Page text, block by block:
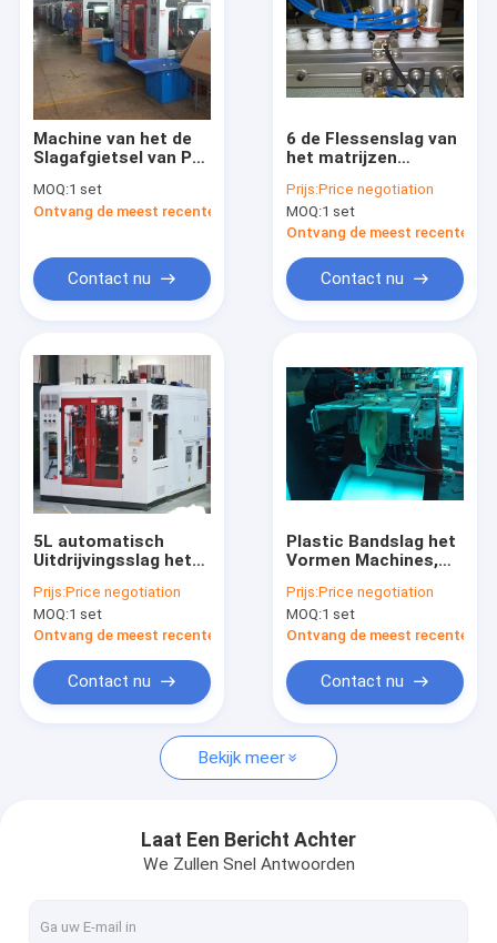
Producten
Ongeveer ons
Fabrieksreis
Nieuws
Verzoek om een Citaat
Extrusie blaasvormmachine
de automatische machine van het slagafgietsel
Uitdrijvings Vormende Machine
Machine van het de
Slagafgietsel van PC
volledig
Automatische, Slag
2 Laag het Materiële
Thriple
MOQ:1 set
Ontvang de meest recente Prijs
Contact nu
6 de Flessenslag van
het matrijzen
Vormen Machine,
Slag het Vormen
Apparaat mp55d-6
Prijs:Price negotiation
MOQ:1 set
Ontvang de meest recente
Contact nu
5L automatisch
Uitdrijvingsslag het
Machinehoog
rendement voor
Jerrycancontainer
Prijs:Price negotiation
MOQ:1 set
Ontvang de meest recente Prijs
Contact nu
Plastic Bandslag het
Vormen Machines,
Machine van het
Slagafgietsel mp70d-
1
Prijs:Price negotiation
MOQ:1 set
Ontvang de meest recente
Contact nu
Bekijk meer
Laat Een Bericht Achter
We Zullen Snel Antwoorden